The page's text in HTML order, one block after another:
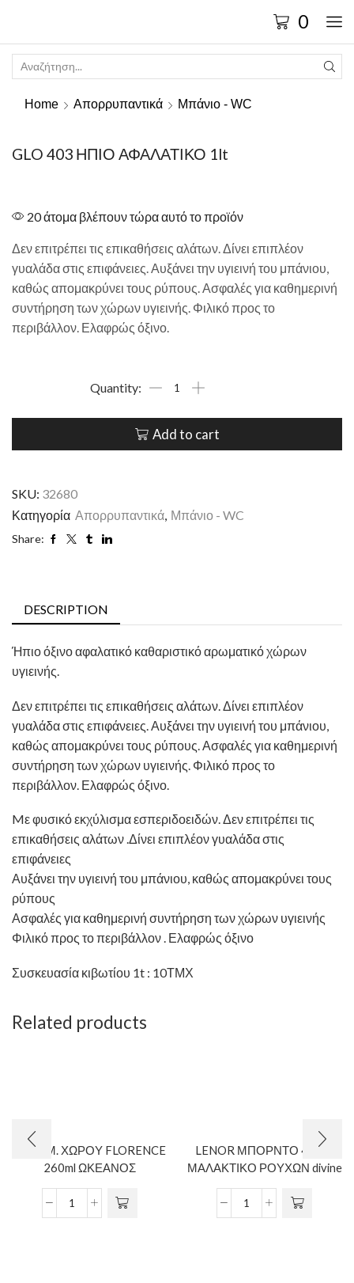
0
Home Απορρυπαντικά Μπάνιο - WC
GLO 403 ΗΠΙΟ ΑΦΑΛΑΤΙΚΟ 1lt
20 άτομα βλέπουν τώρα αυτό το προϊόν
Δεν επιτρέπει τις επικαθήσεις αλάτων. Δίνει επιπλέον
γυαλάδα στις επιφάνειες. Αυξάνει την υγιεινή του μπάνιου,
καθώς απομακρύνει τους ρύπους. Ασφαλές για καθημερινή
συντήρηση των χώρων υγιεινής. Φιλικό προς το
περιβάλλον. Ελαφρώς όξινο.
Add to cart
SKU: 32680
Κατηγορία Απορρυπαντικά, Μπάνιο - WC
Share:
DESCRIPTION
Ήπιο όξινο αφαλατικό καθαριστικό αρωματικό χώρων
υγιεινής.
Δεν επιτρέπει τις επικαθήσεις αλάτων. Δίνει επιπλέον
γυαλάδα στις επιφάνειες. Αυξάνει την υγιεινή του μπάνιου,
καθώς απομακρύνει τους ρύπους. Ασφαλές για καθημερινή
συντήρηση των χώρων υγιεινής. Φιλικό προς το
περιβάλλον. Ελαφρώς όξινο.
Mε φυσικό εκχύλισμα εσπεριδοειδών. Δεν επιτρέπει τις
επικαθήσεις αλάτων .Δίνει επιπλέον γυαλάδα στις
επιφάνειες
Αυξάνει την υγιεινή του μπάνιου, καθώς απομακρύνει τους
ρύπους
Ασφαλές για καθημερινή συντήρηση των χώρων υγιεινής
Φιλικό προς το περιβάλλον . Ελαφρώς όξινο
Συσκευασία κιβωτίου 1t : 10ΤΜΧ
Related products
ΑΠΟΣΜ. ΧΩΡΟΥ FLORENCE
260ml ΩΚΕΑΝΟΣ
LENOR ΜΠΟΡΝΤΟ 42μεζ
ΜΑΛΑΚΤΙΚΟ ΡΟΥΧΩΝ divine